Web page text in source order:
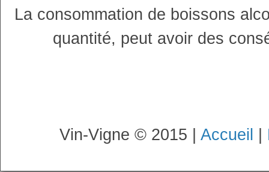
La consommation de boissons
quantité, peut avoir des
Vin-Vigne © 2015 | Accueil